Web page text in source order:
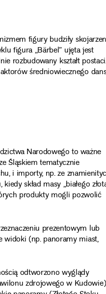
figury budziły
figura „Bärbel” ujęta jest
rozbudowany kształt
średniowiecznego
Narodowego to ważne
Śląskiem tematycznie
i importy, np. ze
skład masy „białego
produkty mogli pozwolić
prezentowym lub
widoki (np. panoramy miast,
odtworzono wyglądy
zdrojowego w